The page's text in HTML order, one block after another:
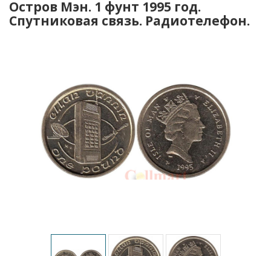
Остров Мэн. 1 фунт 1995 год.
Спутниковая связь. Радиотелефон.